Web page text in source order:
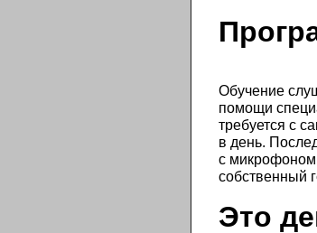
Обучение
помощи
требуется с
в день.
с микрофоном
собственный
Это